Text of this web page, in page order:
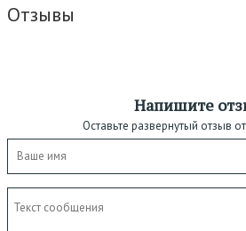
Отзывы
Напишите
Оставьте развернутый отзыв